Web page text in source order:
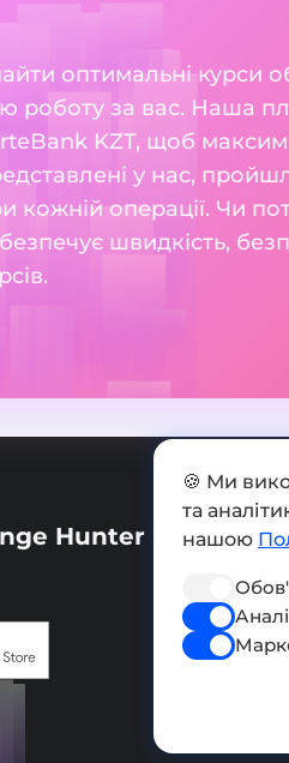
оптимальні курси
роботу за вас. Наша
KZT, щоб
у нас,
кожній операції. Чи
швидкість,
Hunter
🍪 Ми
та
нашою